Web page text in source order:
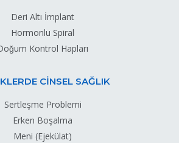
Deri Altı İmplant
Hormonlu Spiral
Kontrol Hapları
CİNSEL SAĞLIK
Sertleşme Problemi
Erken Boşalma
Meni (Ejekülat)